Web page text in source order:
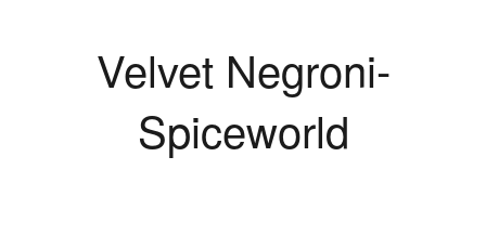
Velvet Negroni-
Spiceworld